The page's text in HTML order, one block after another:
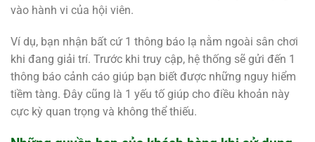
vào hành vi của hội viên.
Ví dụ, bạn nhận bất cứ 1 thông báo lạ nằm ngoài sân chơi
khi đang giải trí. Trước khi truy cập, hệ thống sẽ gửi đến 1
thông báo cảnh cáo giúp bạn biết được những nguy hiểm
tiềm tàng. Đây cũng là 1 yếu tố giúp cho điều khoản này
cực kỳ quan trọng và không thể thiếu.